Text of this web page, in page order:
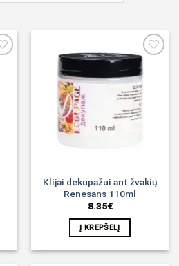
Noriu!
Klijai dekupažui ant žvakių
Renesans 110ml
8.35€
Į KREPŠELĮ